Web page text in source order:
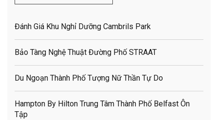
Đánh Giá Khu Nghỉ Dưỡng Cambrils Park
Bảo Tàng Nghệ Thuật Đường Phố STRAAT
Du Ngoạn Thành Phố Tượng Nữ Thần Tự Do
Hampton By Hilton Trung Tâm Thành Phố Belfast Ôn
Tập